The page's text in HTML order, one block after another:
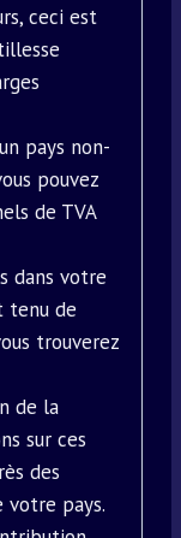
ceci est
pays non-
pouvez
de TVA
dans votre
tenu de
trouverez
de la
sur ces
des
votre pays.